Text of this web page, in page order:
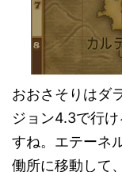
おおさそりはダ
ジョン4.3で行
すね。エテーネ
働所に移動して